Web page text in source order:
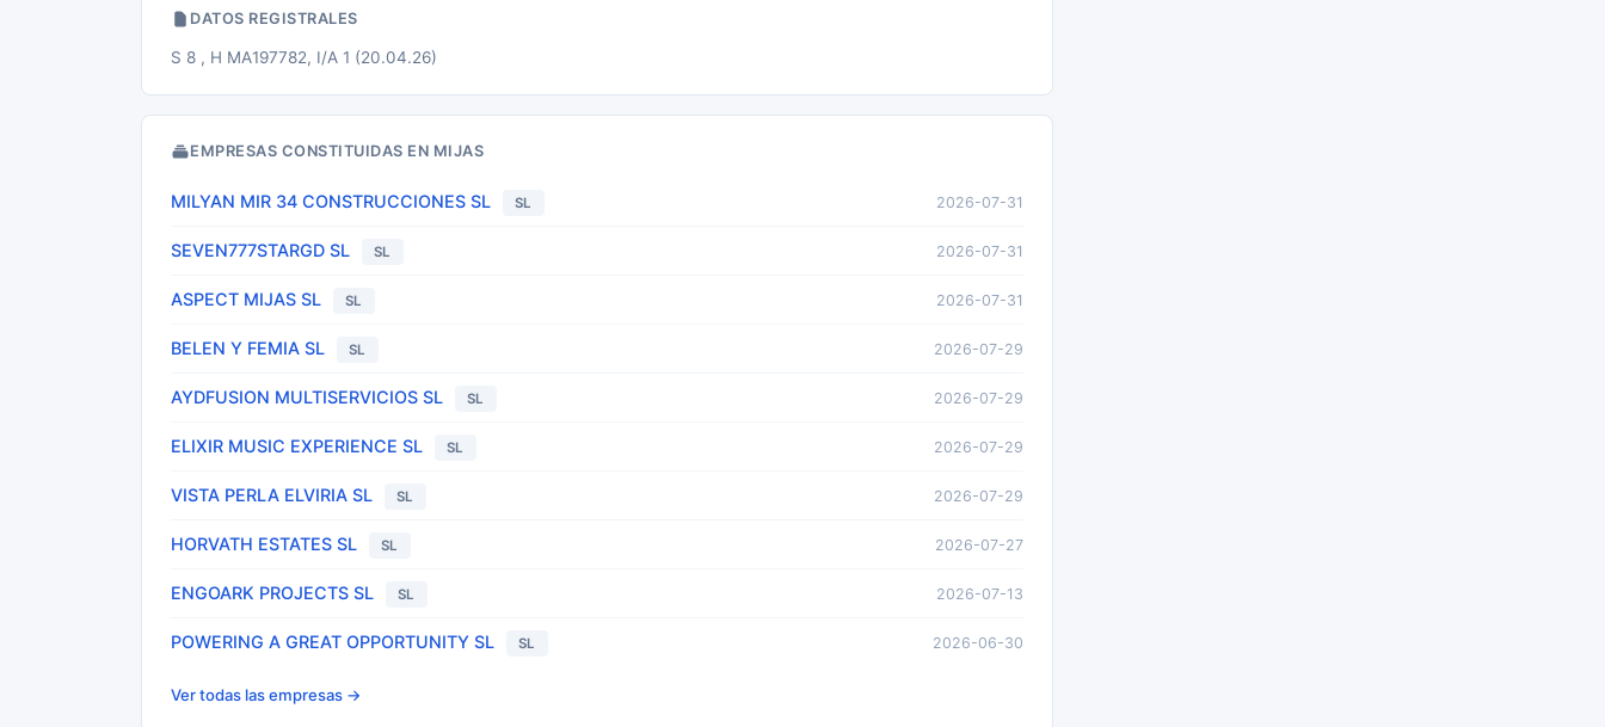
DATOS REGISTRALES
S 8 , H MA197782, I/A 1 (20.04.26)
EMPRESAS CONSTITUIDAS EN MIJAS
MILYAN MIR 34 CONSTRUCCIONES SL SL 2026-07-31
SEVEN777STARGD SL SL 2026-07-31
ASPECT MIJAS SL SL 2026-07-31
BELEN Y FEMIA SL SL 2026-07-29
AYDFUSION MULTISERVICIOS SL SL 2026-07-29
ELIXIR MUSIC EXPERIENCE SL SL 2026-07-29
VISTA PERLA ELVIRIA SL SL 2026-07-29
HORVATH ESTATES SL SL 2026-07-27
ENGOARK PROJECTS SL SL 2026-07-13
POWERING A GREAT OPPORTUNITY SL SL 2026-06-30
Ver todas las empresas →